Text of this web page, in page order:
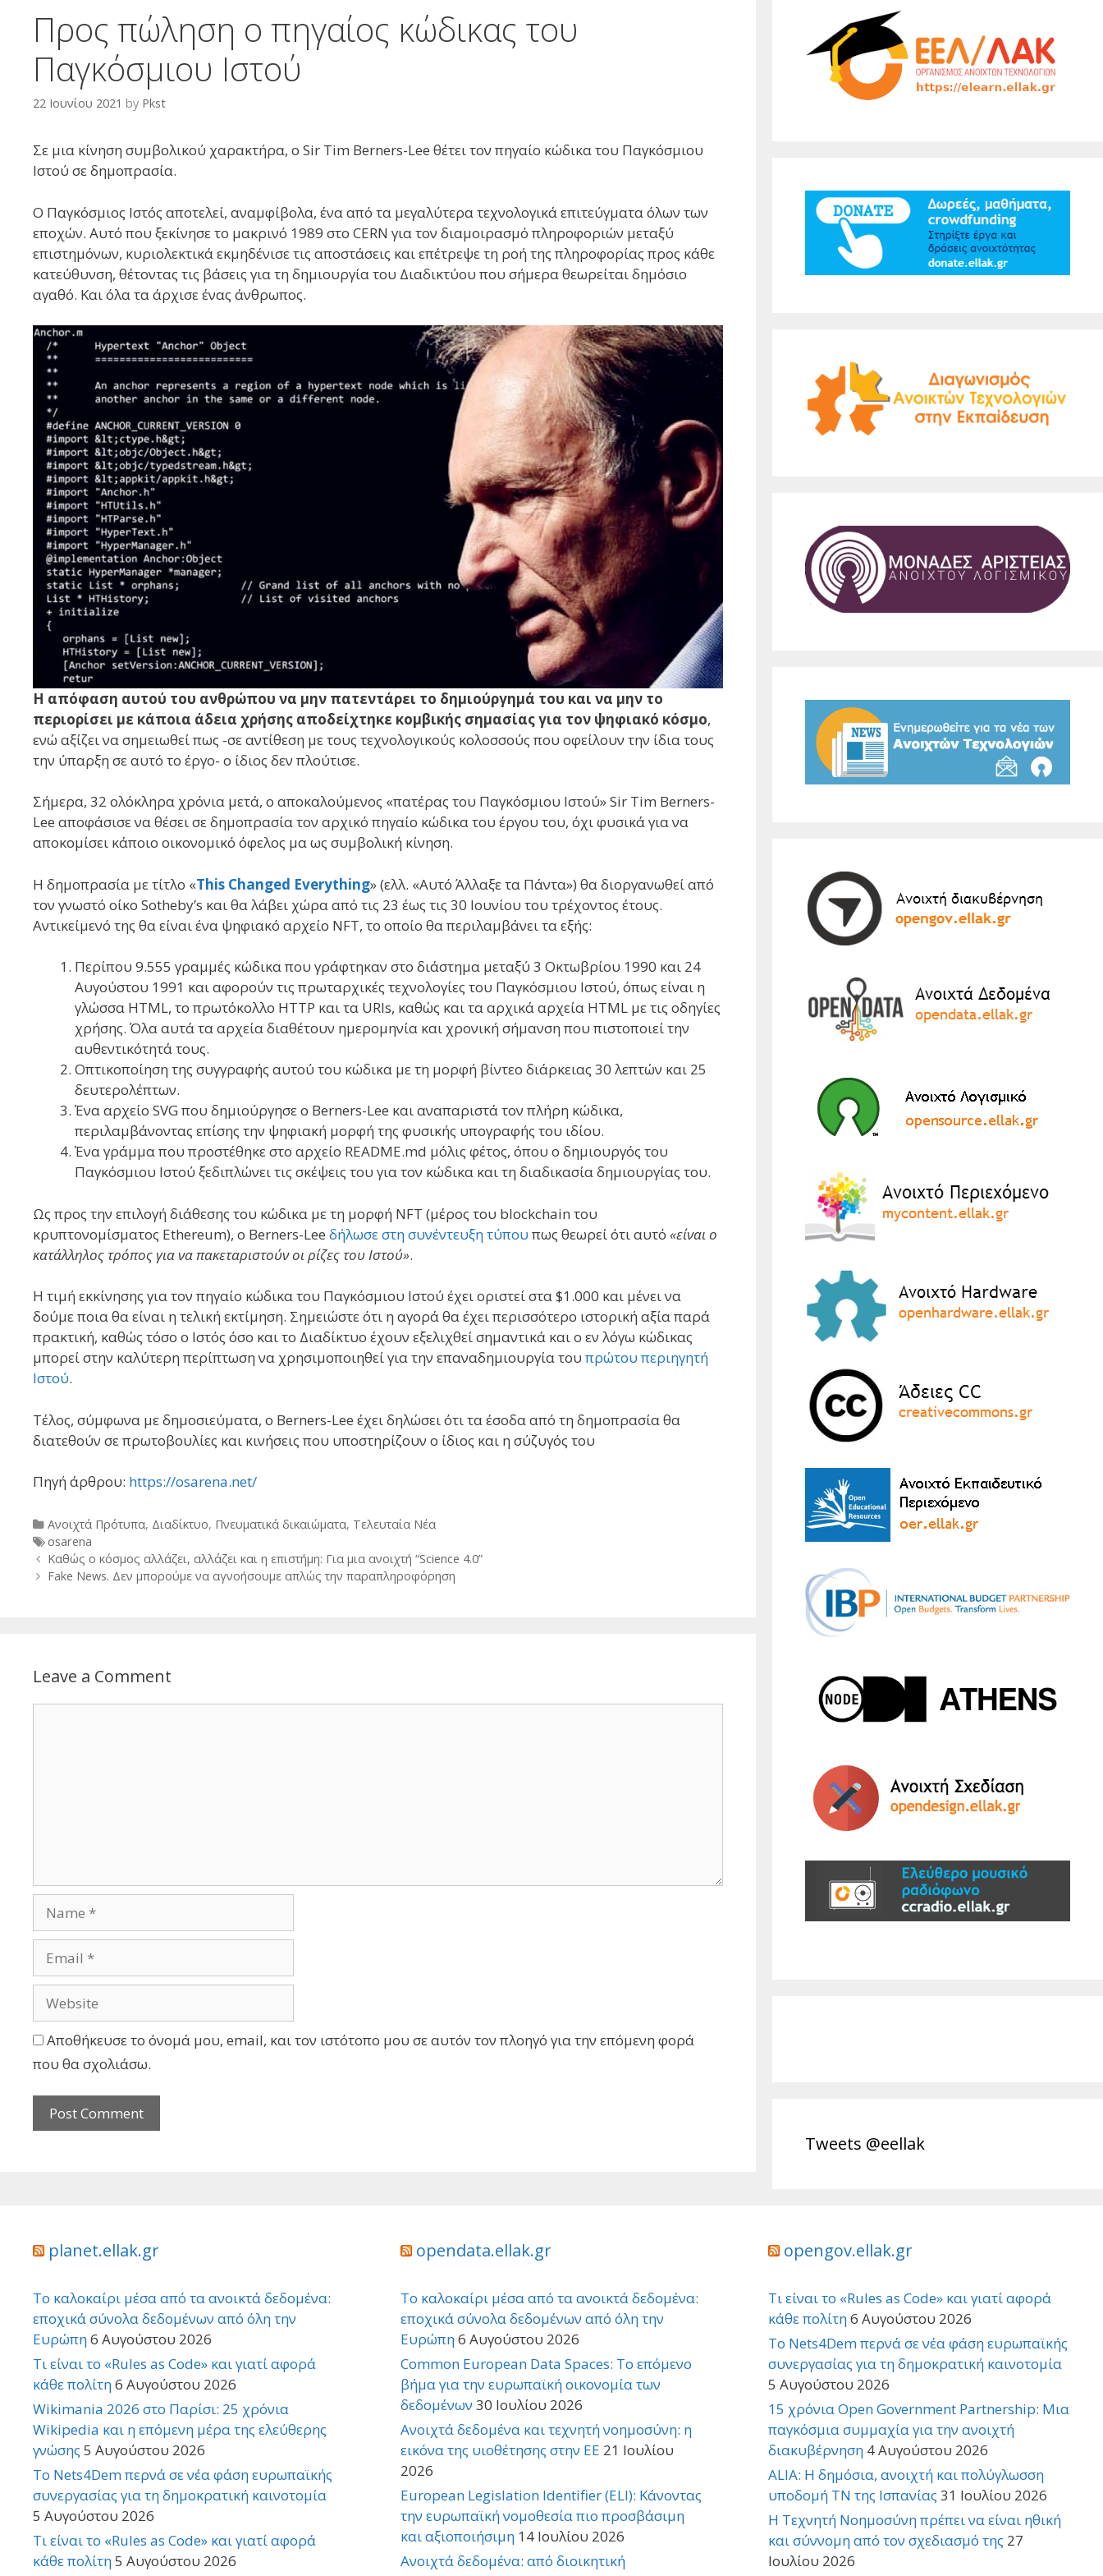
Προς πώληση ο πηγαίος κώδικας του
Παγκόσμιου Ιστού
22 Ιουνίου 2021 by Pkst
Σε μια κίνηση συμβολικού χαρακτήρα, ο Sir Tim Berners-Lee θέτει τον πηγαίο κώδικα του Παγκόσμιου
Ιστού σε δημοπρασία.
O Παγκόσμιος Ιστός αποτελεί, αναμφίβολα, ένα από τα μεγαλύτερα τεχνολογικά επιτεύγματα όλων των
εποχών. Αυτό που ξεκίνησε το μακρινό 1989 στο CERN για τον διαμοιρασμό πληροφοριών μεταξύ
επιστημόνων, κυριολεκτικά εκμηδένισε τις αποστάσεις και επέτρεψε τη ροή της πληροφορίας προς κάθε
κατεύθυνση, θέτοντας τις βάσεις για τη δημιουργία του Διαδικτύου που σήμερα θεωρείται δημόσιο
αγαθό. Και όλα τα άρχισε ένας άνθρωπος.
Η απόφαση αυτού του ανθρώπου να μην πατεντάρει το δημιούργημά του και να μην το
περιορίσει με κάποια άδεια χρήσης αποδείχτηκε κομβικής σημασίας για τον ψηφιακό κόσμο,
ενώ αξίζει να σημειωθεί πως -σε αντίθεση με τους τεχνολογικούς κολοσσούς που οφείλουν την ίδια τους
την ύπαρξη σε αυτό το έργο- ο ίδιος δεν πλούτισε.
Σήμερα, 32 ολόκληρα χρόνια μετά, ο αποκαλούμενος «πατέρας του Παγκόσμιου Ιστού» Sir Tim Berners-
Lee αποφάσισε να θέσει σε δημοπρασία τον αρχικό πηγαίο κώδικα του έργου του, όχι φυσικά για να
αποκομίσει κάποιο οικονομικό όφελος μα ως συμβολική κίνηση.
Η δημοπρασία με τίτλο «This Changed Everything» (ελλ. «Αυτό Άλλαξε τα Πάντα») θα διοργανωθεί από
τον γνωστό οίκο Sotheby’s και θα λάβει χώρα από τις 23 έως τις 30 Ιουνίου του τρέχοντος έτους.
Αντικείμενό της θα είναι ένα ψηφιακό αρχείο NFT, το οποίο θα περιλαμβάνει τα εξής:
Περίπου 9.555 γραμμές κώδικα που γράφτηκαν στο διάστημα μεταξύ 3 Οκτωβρίου 1990 και 24
Αυγούστου 1991 και αφορούν τις πρωταρχικές τεχνολογίες του Παγκόσμιου Ιστού, όπως είναι η
γλώσσα HTML, το πρωτόκολλο HTTP και τα URIs, καθώς και τα αρχικά αρχεία HTML με τις οδηγίες
χρήσης. Όλα αυτά τα αρχεία διαθέτουν ημερομηνία και χρονική σήμανση που πιστοποιεί την
αυθεντικότητά τους.
Οπτικοποίηση της συγγραφής αυτού του κώδικα με τη μορφή βίντεο διάρκειας 30 λεπτών και 25
δευτερολέπτων.
Ένα αρχείο SVG που δημιούργησε ο Berners-Lee και αναπαριστά τον πλήρη κώδικα,
περιλαμβάνοντας επίσης την ψηφιακή μορφή της φυσικής υπογραφής του ιδίου.
Ένα γράμμα που προστέθηκε στο αρχείο README.md μόλις φέτος, όπου ο δημιουργός του
Παγκόσμιου Ιστού ξεδιπλώνει τις σκέψεις του για τον κώδικα και τη διαδικασία δημιουργίας του.
Ως προς την επιλογή διάθεσης του κώδικα με τη μορφή NFT (μέρος του blockchain του
κρυπτονομίσματος Ethereum), ο Berners-Lee δήλωσε στη συνέντευξη τύπου πως θεωρεί ότι αυτό «είναι ο
κατάλληλος τρόπος για να πακεταριστούν οι ρίζες του Ιστού».
Η τιμή εκκίνησης για τον πηγαίο κώδικα του Παγκόσμιου Ιστού έχει οριστεί στα $1.000 και μένει να
δούμε ποια θα είναι η τελική εκτίμηση. Σημειώστε ότι η αγορά θα έχει περισσότερο ιστορική αξία παρά
πρακτική, καθώς τόσο ο Ιστός όσο και το Διαδίκτυο έχουν εξελιχθεί σημαντικά και ο εν λόγω κώδικας
μπορεί στην καλύτερη περίπτωση να χρησιμοποιηθεί για την επαναδημιουργία του πρώτου περιηγητή
Ιστού.
Τέλος, σύμφωνα με δημοσιεύματα, ο Berners-Lee έχει δηλώσει ότι τα έσοδα από τη δημοπρασία θα
διατεθούν σε πρωτοβουλίες και κινήσεις που υποστηρίζουν ο ίδιος και η σύζυγός του
Πηγή άρθρου: https://osarena.net/
Categories
Ανοιχτά Πρότυπα, Διαδίκτυο, Πνευματικά δικαιώματα, Τελευταία Νέα
Tags
osarena
Post
navigation
Καθώς ο κόσμος αλλάζει, αλλάζει και η επιστήμη: Για μια ανοιχτή “Science 4.0”
Fake News. Δεν μπορούμε να αγνοήσουμε απλώς την παραπληροφόρηση
Leave a Comment
Αποθήκευσε το όνομά μου, email, και τον ιστότοπο μου σε αυτόν τον πλοηγό για την επόμενη φορά
που θα σχολιάσω.
Tweets @eellak
planet.ellak.gr
Το καλοκαίρι μέσα από τα ανοικτά δεδομένα:
εποχικά σύνολα δεδομένων από όλη την
Ευρώπη6 Αυγούστου 2026
Τι είναι το «Rules as Code» και γιατί αφορά
κάθε πολίτη6 Αυγούστου 2026
Wikimania 2026 στο Παρίσι: 25 χρόνια
Wikipedia και η επόμενη μέρα της ελεύθερης
γνώσης 5 Αυγούστου 2026
Το Nets4Dem περνά σε νέα φάση ευρωπαϊκής
συνεργασίας για τη δημοκρατική καινοτομία
5 Αυγούστου 2026
Τι είναι το «Rules as Code» και γιατί αφορά
κάθε πολίτη5 Αυγούστου 2026
opendata.ellak.gr
Το καλοκαίρι μέσα από τα ανοικτά δεδομένα:
εποχικά σύνολα δεδομένων από όλη την
Ευρώπη6 Αυγούστου 2026
Common European Data Spaces: Το επόμενο
βήμα για την ευρωπαϊκή οικονομία των
δεδομένων 30 Ιουλίου 2026
Ανοιχτά δεδομένα και τεχνητή νοημοσύνη: η
εικόνα της υιοθέτησης στην ΕΕ 21 Ιουλίου
2026
European Legislation Identifier (ELI): Κάνοντας
την ευρωπαϊκή νομοθεσία πιο προσβάσιμη
και αξιοποιήσιμη 14 Ιουλίου 2026
Ανοιχτά δεδομένα: από διοικητική
opengov.ellak.gr
Τι είναι το «Rules as Code» και γιατί αφορά
κάθε πολίτη6 Αυγούστου 2026
Το Nets4Dem περνά σε νέα φάση ευρωπαϊκής
συνεργασίας για τη δημοκρατική καινοτομία
5 Αυγούστου 2026
15 χρόνια Open Government Partnership: Μια
παγκόσμια συμμαχία για την ανοιχτή
διακυβέρνηση 4 Αυγούστου 2026
ALIA: Η δημόσια, ανοιχτή και πολύγλωσση
υποδομή ΤΝ της Ισπανίας 31 Ιουλίου 2026
Η Τεχνητή Νοημοσύνη πρέπει να είναι ηθική
και σύννομη από τον σχεδιασμό της 27
Ιουλίου 2026